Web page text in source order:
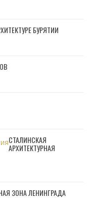
БУРЯТИИ
СТАЛИНСКАЯ
АРХИТЕКТУРНАЯ
ЗОНА ЛЕНИНГРАДА